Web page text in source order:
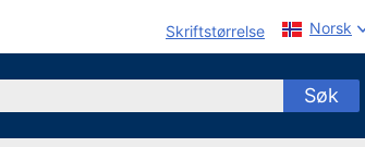
Skriftstørrelse Norsk
Søk